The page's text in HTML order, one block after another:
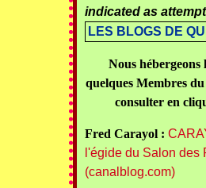
indicated as
LES BLOGS DE
Nous hébergeons
quelques Membres
consulter en
Fred Carayol :
l'égide du Salon des
(canalblog.com)